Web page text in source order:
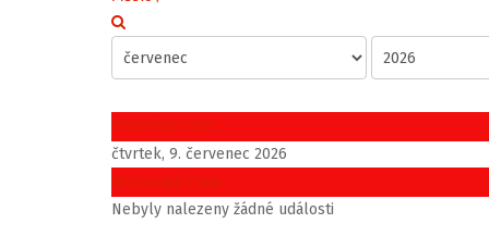
Předchozí den
čtvrtek, 9. červenec 2026
Následující den
Nebyly nalezeny žádné události